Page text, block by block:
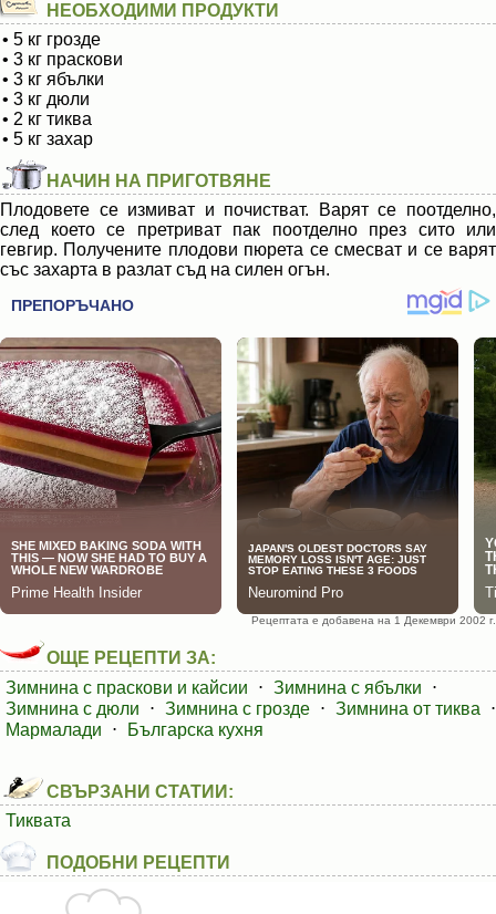
НЕОБХОДИМИ ПРОДУКТИ
• 5 кг грозде
• 3 кг праскови
• 3 кг ябълки
• 3 кг дюли
• 2 кг тиква
• 5 кг захар
НАЧИН НА ПРИГОТВЯНЕ
Плодовете се измиват и почистват. Варят се поотделно,
след което се претриват пак поотделно през сито или
гевгир. Получените плодови пюрета се смесват и се варят
със захарта в разлат съд на силен огън.
Рецептата е добавена на 1 Декември 2002 г.
ОЩЕ РЕЦЕПТИ ЗА:
Зимнина с праскови и кайсии
⋅ Зимнина с ябълки
⋅
Зимнина с дюли
⋅ Зимнина с грозде ⋅ Зимнина от тиква
⋅
Мармалади
⋅ Българска кухня
СВЪРЗАНИ СТАТИИ:
Тиквата
ПОДОБНИ РЕЦЕПТИ